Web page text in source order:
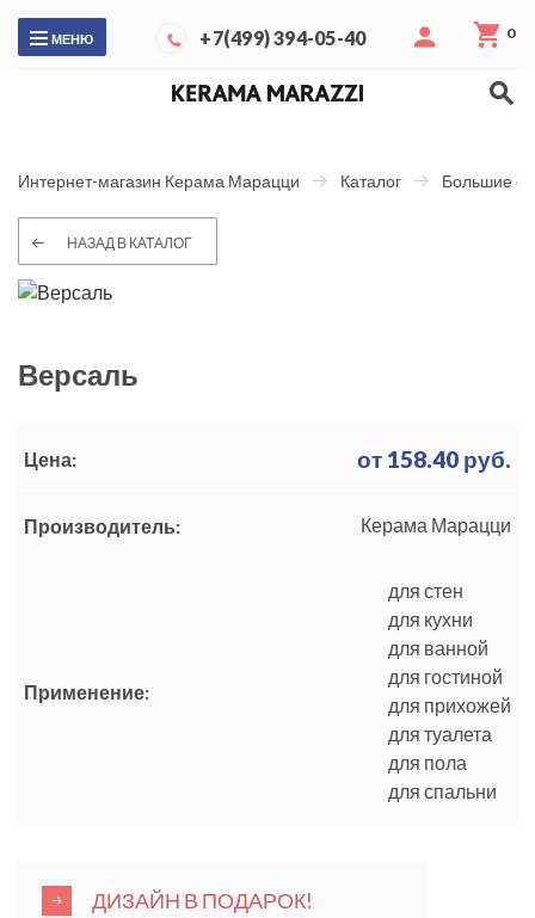
МЕНЮ +7(499) 394-05-40 0
Интернет-магазин Керама Марацци Каталог Большие
НАЗАД В КАТАЛОГ
Версаль
Цена: от 158.40 руб.
Производитель: Керама Марацци
Применение:
для стен
для кухни
для ванной
для гостиной
для прихожей
для туалета
для пола
для спальни
ДИЗАЙН В ПОДАРОК!